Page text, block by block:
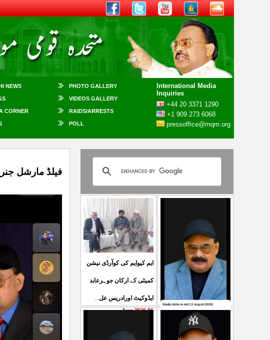
NEWS PHOTO GALLERY
International Media
Inquiries
+44 20 3371 1290
+1 909 273 6068
pressoffice@mqm.org
VIDEOS GALLERY
CORNER RAIDS/ARRESTS
POLL
فیلڈ مارشل
ایم کیوایم کی کوآرڈی نیشن
کمیٹی کے ارکان جوہرعابد
ایڈوکیٹ اورادریس عل...
06 Aug 2026
حکومت پاکستان کی جانب
سے آزادکشمیرالیکشن کی